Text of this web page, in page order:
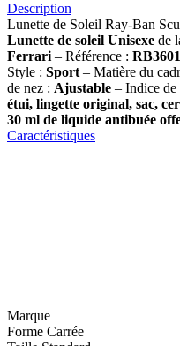
Description
Lunette de Soleil Ray-Ban
Lunette de soleil Unisexe de
Ferrari – Référence :
Style : Sport – Matière du
de nez : Ajustable – Indice de
étui, lingette original, sac,
30 ml de liquide antibuée
Caractéristiques
Marque
Forme Carrée